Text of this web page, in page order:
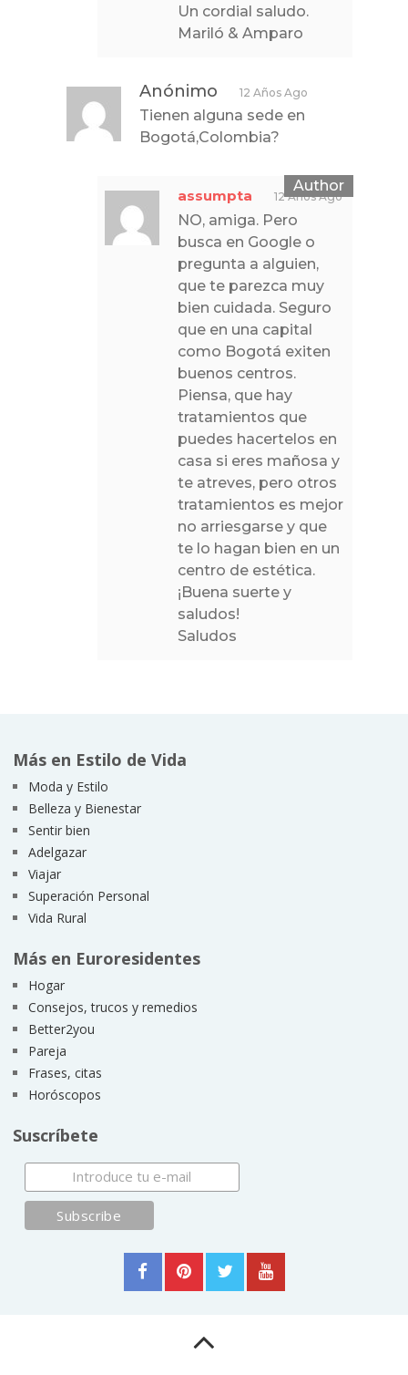
Un cordial saludo.
Mariló & Amparo
Anónimo 12 Años Ago
Tienen alguna sede en
Bogotá,Colombia?
assumpta 12 Años Ago
NO, amiga. Pero
busca en Google o
pregunta a alguien,
que te parezca muy
bien cuidada. Seguro
que en una capital
como Bogotá exiten
buenos centros.
Piensa, que hay
tratamientos que
puedes hacertelos en
casa si eres mañosa y
te atreves, pero otros
tratamientos es mejor
no arriesgarse y que
te lo hagan bien en un
centro de estética.
¡Buena suerte y
saludos!
Saludos
Más en Estilo de Vida
Moda y Estilo
Belleza y Bienestar
Sentir bien
Adelgazar
Viajar
Superación Personal
Vida Rural
Más en Euroresidentes
Hogar
Consejos, trucos y remedios
Better2you
Pareja
Frases, citas
Horóscopos
Suscríbete